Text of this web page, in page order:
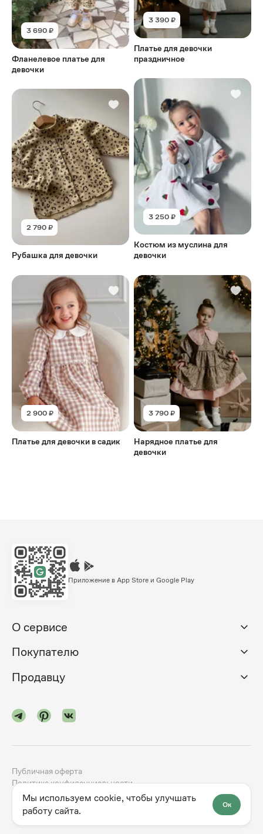
3 690 ₽
Фланелевое платье для
девочки
2 790 ₽
Рубашка для девочки
2 900 ₽
Платье для девочки в садик
3 390 ₽
Платье для девочки
праздничное
3 250 ₽
Костюм из муслина для
девочки
3 790 ₽
Нарядное платье для
девочки
Приложение в App Store и Google Play
О сервисе
Покупателю
Продавцу
2024-2026godno.com dev.family
Публичная оферта
Политика конфиденциальности
Мы используем cookie, чтобы улучшать
работу сайта.
Ок